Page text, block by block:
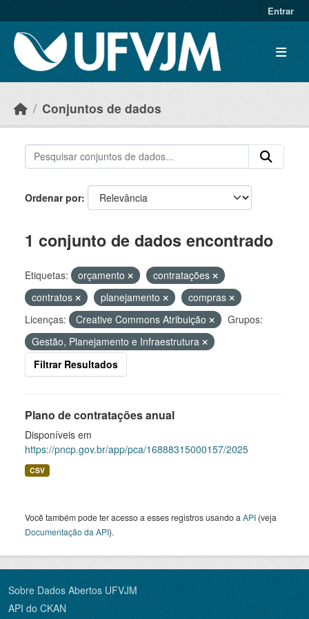
Entrar
Conjuntos de dados
Ordenar por
1 conjunto de dados encontrado
Etiquetas: orçamento
contratações
contratos
planejamento
compras
Licenças:
Creative Commons Atribuição
Grupos:
Gestão, Planejamento e Infraestrutura
Filtrar Resultados
Plano de contratações anual
Disponíveis em
https://pncp.gov.br/app/pca/16888315000157/2025
CSV
Você também pode ter acesso a esses registros usando a API (veja
Documentação da API).
Sobre Dados Abertos UFVJM
API do CKAN